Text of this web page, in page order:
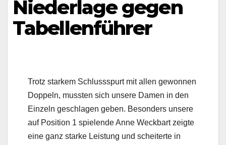
Niederlage gegen
Tabellenführer
Trotz starkem Schlussspurt mit allen gewonnen
Doppeln, mussten sich unsere Damen in den
Einzeln geschlagen geben. Besonders unsere
auf Position 1 spielende Anne Weckbart zeigte
eine ganz starke Leistung und scheiterte in